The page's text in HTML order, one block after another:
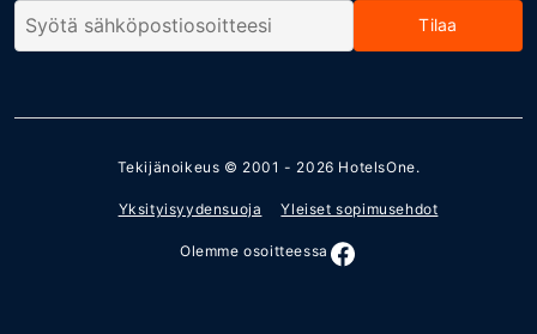
Tilaa
Tekijänoikeus © 2001 - 2026 HotelsOne.
Yksityisyydensuoja Yleiset sopimusehdot
Olemme osoitteessa